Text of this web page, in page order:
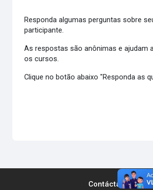
Responda algumas perguntas sobre
participante.
As respostas são anônimas e ajudam
os cursos.
Clique no botão abaixo "Responda as
Contáctanos